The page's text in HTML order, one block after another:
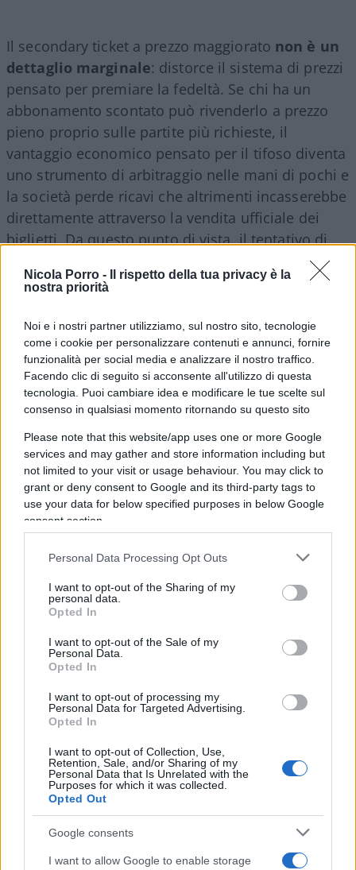
Nicola Porro -
Il rispetto della tua privacy è la
nostra priorità
Noi e i nostri partner utilizziamo, sul nostro sito, tecnologie
come i cookie per personalizzare contenuti e annunci, fornire
funzionalità per social media e analizzare il nostro traffico.
Facendo clic di seguito si acconsente all'utilizzo di questa
tecnologia. Puoi cambiare idea e modificare le tue scelte sul
consenso in qualsiasi momento ritornando su questo sito
Please note that this website/app uses one or more Google
services and may gather and store information including but
not limited to your visit or usage behaviour. You may click to
grant or deny consent to Google and its third-party tags to
use your data for below specified purposes in below Google
consent section.
Personal Data Processing Opt Outs
I want to opt-out of the Sharing of my
personal data.
Opted In
I want to opt-out of the Sale of my
Personal Data.
Opted In
I want to opt-out of processing my
Personal Data for Targeted Advertising.
Opted In
I want to opt-out of Collection, Use,
Retention, Sale, and/or Sharing of my
Personal Data that Is Unrelated with the
Purposes for which it was collected.
Opted Out
Google consents
I want to allow Google to enable storage
Il secondary ticket a prezzo maggiorato non è un
dettaglio marginale: distorce il sistema di prezzi
pensato per premiare la fedeltà. Se chi ha un
abbonamento scontato può rivenderlo a prezzo
pieno proprio sulle partite più richieste, il
vantaggio economico pensato per il tifoso diventa
uno strumento di arbitraggio nelle mani di pochi e
la società perde ricavi che altrimenti incasserebbe
direttamente attraverso la vendita ufficiale dei
biglietti. Da questo punto di vista, il tentativo di
non ne cambia la sostanza: una soglia rigida di
assenze — tre, secondo la prima formulazione —
continua a non distinguere tra chi specula
sistematicamente rivendendo il proprio posto ai
match più attesi e chi, semplicemente, non può
essere presente per lavoro, salute o altri impegni
legittimi. Perdere il diritto di rinnovo è una
sanzione meno drastica del ritiro immediato, ma
resta comunque una sanzione e il rischio è che
colpisca il tifoso onesto tanto quanto lo
C’è poiun tema di principio: l’abbonamento è un
contratto, non una proprietà piena ed è dunque
legittimo che preveda condizioni d’uso, comprese